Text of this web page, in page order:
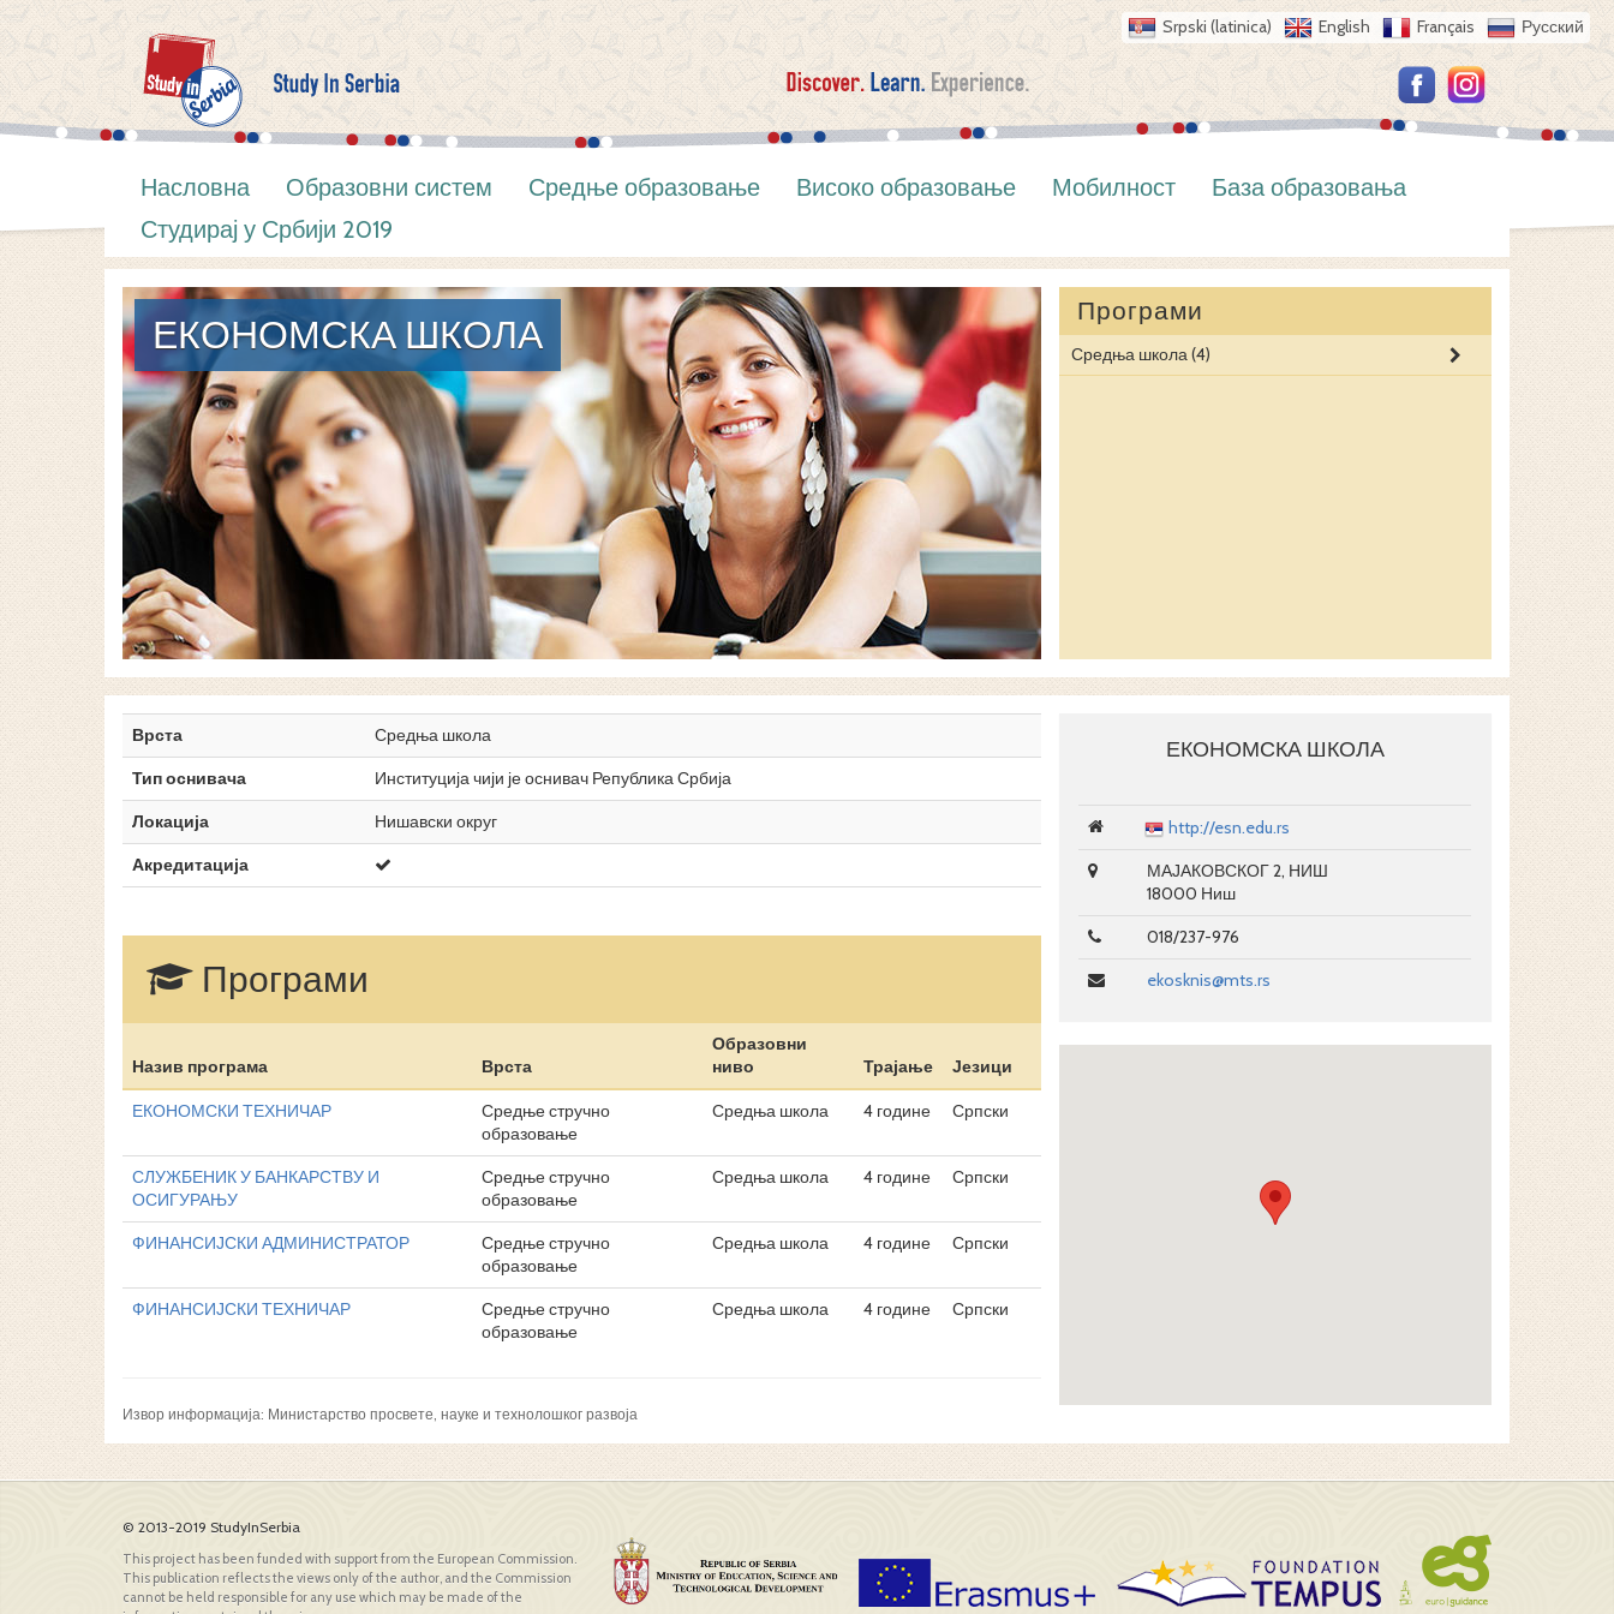
Srpski (latinica) English Français Русский
Насловна Образовни систем Средње образовање Високо образовање Мобилност
База образовања
Студирај у Србији 2019
ЕКОНОМСКА ШКОЛА
Програми
Средња школа(4)
Врста
Средња школа
Тип оснивача
Институција чији је оснивач Република Србија
Локација
Нишавски округ
Акредитација
Програми
Назив програма Врста
Образовни
ниво
Трајање Језици
ЕКОНОМСКИ ТЕХНИЧАР
Средње стручно
образовање
Средња школа 4 године Српски
СЛУЖБЕНИК У БАНКАРСТВУ И
ОСИГУРАЊУ
Средње стручно
образовање
Средња школа 4 године Српски
ФИНАНСИЈСКИ АДМИНИСТРАТОР
Средње стручно
образовање
Средња школа 4 године Српски
ФИНАНСИЈСКИ ТЕХНИЧАР
Средње стручно
образовање
Средња школа 4 године Српски
Извор информација: Министарство просвете, науке и технолошког развоја
ЕКОНОМСКА ШКОЛА
http://esn.edu.rs
МАЈАКОВСКОГ 2, НИШ
18000 Ниш
018/237-976
ekosknis@mts.rs
© 2013-2019 StudyInSerbia
This project has been funded with support from the European Commission.
This publication reflects the views only of the author, and the Commission
cannot be held responsible for any use which may be made of the